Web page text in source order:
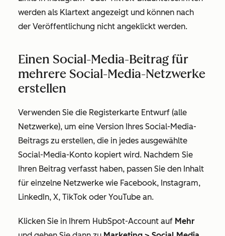
werden als Klartext angezeigt und können nach
der Veröffentlichung nicht angeklickt werden.
Einen Social-Media-Beitrag für
mehrere Social-Media-Netzwerke
erstellen
Verwenden Sie die Registerkarte Entwurf (alle
Netzwerke), um eine Version Ihres Social-Media-
Beitrags zu erstellen, die in jedes ausgewählte
Social-Media-Konto kopiert wird. Nachdem Sie
Ihren Beitrag verfasst haben, passen Sie den Inhalt
für einzelne Netzwerke wie Facebook, Instagram,
LinkedIn, X, TikTok oder YouTube an.
Klicken Sie in Ihrem HubSpot-Account auf Mehr